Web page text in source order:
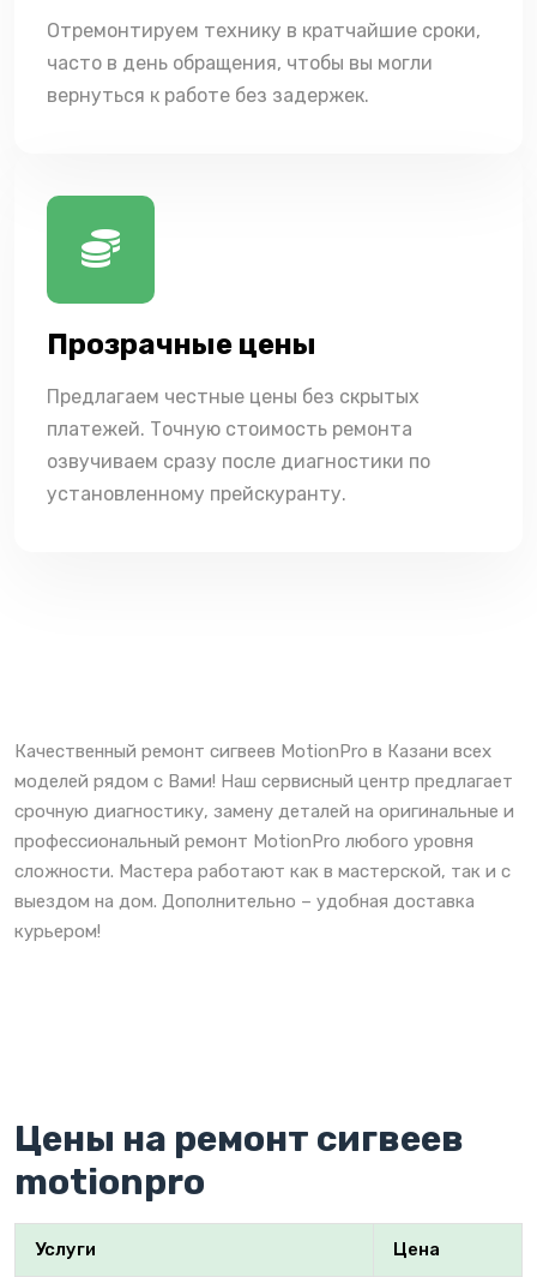
Отремонтируем технику в кратчайшие сроки,
часто в день обращения, чтобы вы могли
вернуться к работе без задержек.
Прозрачные цены
Предлагаем честные цены без скрытых
платежей. Точную стоимость ремонта
озвучиваем сразу после диагностики по
установленному прейскуранту.
Качественный ремонт сигвеев MotionPro в Казани всех
моделей рядом с Вами! Наш сервисный центр предлагает
срочную диагностику, замену деталей на оригинальные и
профессиональный ремонт MotionPro любого уровня
сложности. Мастера работают как в мастерской, так и с
выездом на дом. Дополнительно – удобная доставка
курьером!
Цены на ремонт сигвеев
motionpro
Услуги Цена